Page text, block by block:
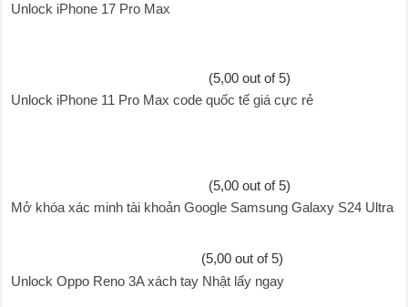
Unlock iPhone 17 Pro Max
(5,00 out of 5)
Unlock iPhone 11 Pro Max code quốc tế giá cực rẻ
(5,00 out of 5)
Mở khóa xác minh tài khoản Google Samsung Galaxy S24 Ultra
(5,00 out of 5)
Unlock Oppo Reno 3A xách tay Nhật lấy ngay